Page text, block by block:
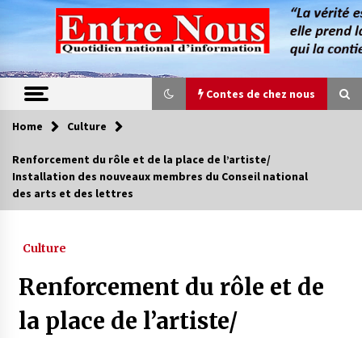
content
Contes de chez nous
Contes de chez nous
Oum el Gaïla / L’ogresse du M’zab
Home Culture
Renforcement du rôle et de la place de l’artiste/
Installation des nouveaux membres du Conseil national
des arts et des lettres
Culture
Renforcement du rôle et de
la place de l’artiste/